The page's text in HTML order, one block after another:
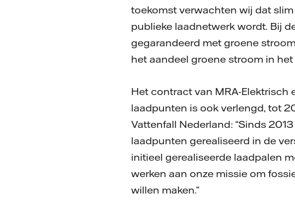
toekomst verwachten wij dat
publieke laadnetwerk wordt. Bij
gegarandeerd met groene
het aandeel groene stroom in
Het contract van MRA-Elektrisch
laadpunten is ook verlengd, tot
Vattenfall Nederland: “Sinds
laadpunten gerealiseerd in de
initieel gerealiseerde laadpalen
werken aan onze missie om
willen maken.”